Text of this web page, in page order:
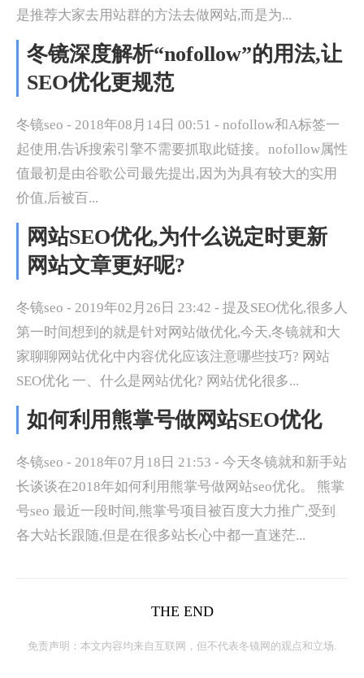
是推荐大家去用站群的方法去做网站,而是为...
冬镜深度解析“nofollow”的用法,让
SEO优化更规范
冬镜seo - 2018年08月14日 00:51 - nofollow和A标签一
起使用,告诉搜索引擎不需要抓取此链接。nofollow属性
值最初是由谷歌公司最先提出,因为为具有较大的实用
价值,后被百...
网站SEO优化,为什么说定时更新
网站文章更好呢?
冬镜seo - 2019年02月26日 23:42 - 提及SEO优化,很多人
第一时间想到的就是针对网站做优化,今天,冬镜就和大
家聊聊网站优化中内容优化应该注意哪些技巧? 网站
SEO优化 一、什么是网站优化? 网站优化很多...
如何利用熊掌号做网站SEO优化
冬镜seo - 2018年07月18日 21:53 - 今天冬镜就和新手站
长谈谈在2018年如何利用熊掌号做网站seo优化。 熊掌
号seo 最近一段时间,熊掌号项目被百度大力推广,受到
各大站长跟随,但是在很多站长心中都一直迷茫...
THE END
免责声明：本文内容均来自互联网，但不代表冬镜网的观点和立场.